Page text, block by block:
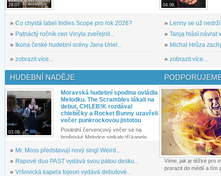
28.07.
» Co chystá label Indies Scope pro rok 2026?
» Patnáctý ročník cen Vinyla zveřejnil...
»
Ikona české hudební scény Jana Uriel...
» zobrazit více...
04.08.
» Lenny se už
» Tanja hlásí návrat
» Michal Hrůza
» zobrazit více...
HUDEBNÍ NADĚJE
03.08.
Moravská hudební spodina ovládla
Melodku. The Scrambles lákali na
debut, CHLEB!K rozdával
chlebíčky a Rocket Bunny uzavřeli
večer punkrockovou jistotou
Poslední červencový večer se na
brněnské Melodce setkaly tři kapely...
» Mr. Moss představují nový singl Weird...
» Rapové duo PAST vydává svou pátou desku...
» Vršovická kapela tojeon vydává debutové...
Víme, jak je těžké pro
prorazit do médií a tím